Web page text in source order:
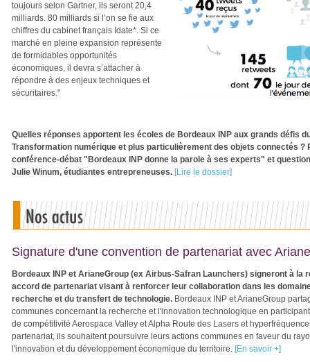
toujours selon Gartner, ils seront 20,4
milliards. 80 milliards si l’on se fie aux
chiffres du cabinet français Idate*. Si ce
marché en pleine expansion représente
de formidables opportunités
économiques, il devra s’attacher à
répondre à des enjeux techniques et
sécuritaires."
Quelles réponses apportent les écoles de Bordeaux INP aux grands défis
Transformation numérique et plus particulièrement des objets connectés ?
conférence-débat "Bordeaux INP donne la parole à ses experts" et
Julie Winum, étudiantes entrepreneuses. [Lire le dossier]
Signature d'une convention de partenariat avec
Bordeaux INP et ArianeGroup (ex Airbus-Safran Launchers) signeront à la
accord de partenariat visant à renforcer leur collaboration dans les
recherche et du transfert de technologie. Bordeaux INP et ArianeGroup
communes concernant la recherche et l'innovation technologique en
de compétitivité Aerospace Valley et Alpha Route des Lasers et
partenariat, ils souhaitent poursuivre leurs actions communes en faveur du
l'innovation et du développement économique du territoire. [En savoir +]